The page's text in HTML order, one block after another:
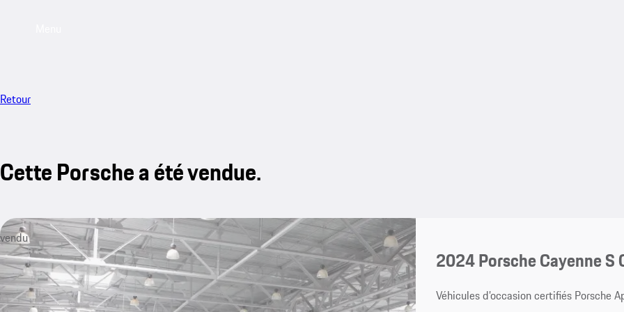
Retour
Cette Porsche a été vendue.
vendu
2024 Porsche Cayenne S
Véhicules d’occasion certifiés Porsche